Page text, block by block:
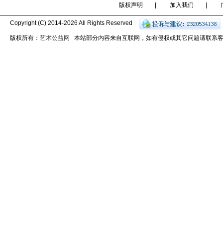
版权声明 加入我们
Copyright (C) 2014-2026 All Rights Reserved
版权所有： 艺术公益网 本站部分内容来自互联网，如有侵权或其它问题请联系